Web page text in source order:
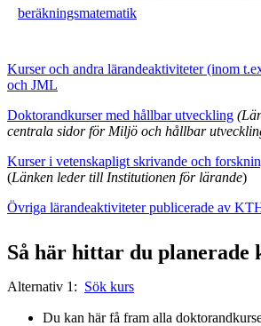
beräkningsmatematik
Kurser och andra lärandeaktiviteter (inom
och JML
Doktorandkurser med hållbar utveckling
centrala sidor för Miljö och hållbar
Kurser i vetenskapligt skrivande och
(Länken leder till Institutionen för lärande)
Övriga lärandeaktiviteter publicerade av
Så här hittar du planerade
Alternativ 1: ​​ Sök kurs
Du kan här få fram alla